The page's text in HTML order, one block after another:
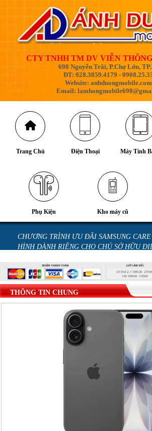
CTY TNHH TM DV VIỄN
698 Nguyễn Trãi, P.Chợ Lớn,
ĐT: 028.3859.4179 -
Website:
Email:
Trang Chủ Điện Thoại Máy Tính
Phụ Kiện Kho máy cũ
CHƯƠNG TRÌNH ƯU ĐÃI SAMSUNG
HÌNH DÀNH RIÊNG CHO CHỦ SỞ HỮU
THÔNG TIN CHUNG